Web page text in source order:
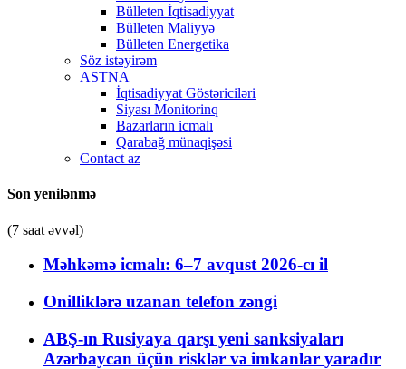
Bülleten İqtisadiyyat
Bülleten Maliyyə
Bülleten Energetika
Söz istəyirəm
ASTNA
İqtisadiyyat Göstəriciləri
Siyası Monitorinq
Bazarların icmalı
Qarabağ münaqişəsi
Contact az
Son yenilənmə
(7 saat əvvəl)
Məhkəmə icmalı: 6–7 avqust 2026-cı il
Onilliklərə uzanan telefon zəngi
ABŞ-ın Rusiyaya qarşı yeni sanksiyaları
Azərbaycan üçün risklər və imkanlar yaradır